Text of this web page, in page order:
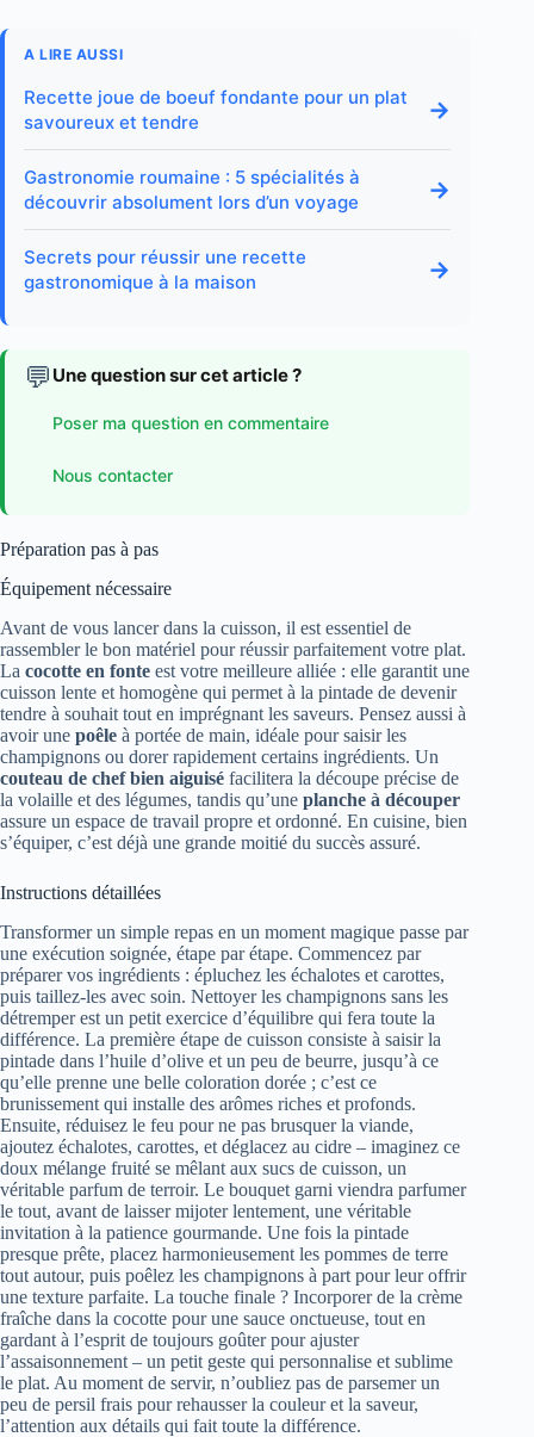
A LIRE AUSSI
Recette joue de boeuf fondante pour un plat
savoureux et tendre
→
Gastronomie roumaine : 5 spécialités à
découvrir absolument lors d’un voyage
→
Secrets pour réussir une recette
gastronomique à la maison
→
💬 Une question sur cet article ?
Poser ma question en commentaire
Nous contacter
Préparation pas à pas
Équipement nécessaire
Avant de vous lancer dans la cuisson, il est essentiel de
rassembler le bon matériel pour réussir parfaitement votre plat.
La cocotte en fonte est votre meilleure alliée : elle garantit une
cuisson lente et homogène qui permet à la pintade de devenir
tendre à souhait tout en imprégnant les saveurs. Pensez aussi à
avoir une poêle à portée de main, idéale pour saisir les
champignons ou dorer rapidement certains ingrédients. Un
couteau de chef bien aiguisé facilitera la découpe précise de
la volaille et des légumes, tandis qu’une planche à découper
assure un espace de travail propre et ordonné. En cuisine, bien
s’équiper, c’est déjà une grande moitié du succès assuré.
Instructions détaillées
Transformer un simple repas en un moment magique passe par
une exécution soignée, étape par étape. Commencez par
préparer vos ingrédients : épluchez les échalotes et carottes,
puis taillez-les avec soin. Nettoyer les champignons sans les
détremper est un petit exercice d’équilibre qui fera toute la
différence. La première étape de cuisson consiste à saisir la
pintade dans l’huile d’olive et un peu de beurre, jusqu’à ce
qu’elle prenne une belle coloration dorée ; c’est ce
brunissement qui installe des arômes riches et profonds.
Ensuite, réduisez le feu pour ne pas brusquer la viande,
ajoutez échalotes, carottes, et déglacez au cidre – imaginez ce
doux mélange fruité se mêlant aux sucs de cuisson, un
véritable parfum de terroir. Le bouquet garni viendra parfumer
le tout, avant de laisser mijoter lentement, une véritable
invitation à la patience gourmande. Une fois la pintade
presque prête, placez harmonieusement les pommes de terre
tout autour, puis poêlez les champignons à part pour leur offrir
une texture parfaite. La touche finale ? Incorporer de la crème
fraîche dans la cocotte pour une sauce onctueuse, tout en
gardant à l’esprit de toujours goûter pour ajuster
l’assaisonnement – un petit geste qui personnalise et sublime
le plat. Au moment de servir, n’oubliez pas de parsemer un
peu de persil frais pour rehausser la couleur et la saveur,
l’attention aux détails qui fait toute la différence.